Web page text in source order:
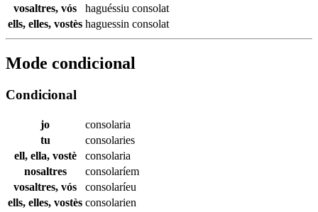
vosaltres, vós
haguéssiu consolat
ells, elles, vostès haguessin consolat
Mode condicional
Condicional
jo
consolaria
tu
consolaries
ell, ella, vostè
consolaria
nosaltres
consolaríem
vosaltres, vós
consolaríeu
ells, elles, vostès consolarien